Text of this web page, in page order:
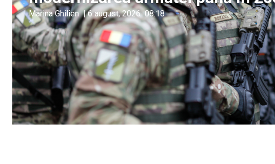
Marina Ghilien | 6 august, 2026 08:18